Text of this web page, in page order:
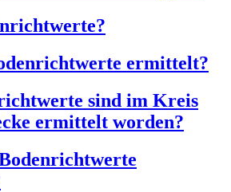
ermittelt?
sind im Kreis
ermittelt worden?